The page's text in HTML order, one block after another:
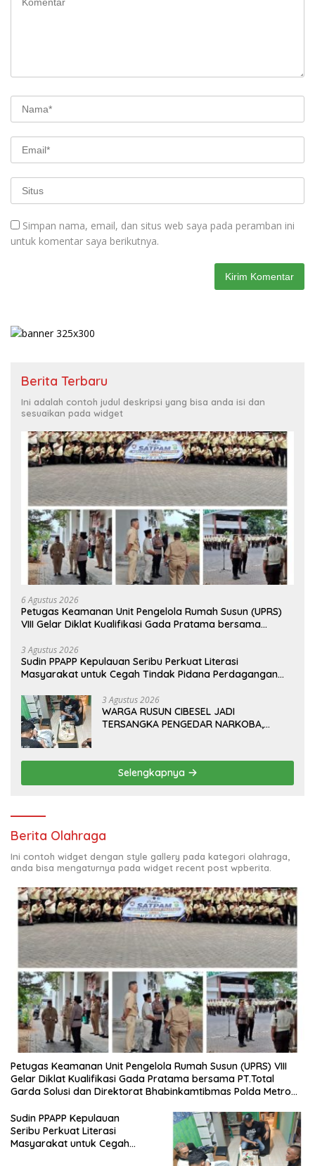
Simpan nama, email, dan situs web saya pada peramban ini
untuk komentar saya berikutnya.
Berita Terbaru
Ini adalah contoh judul deskripsi yang bisa anda isi dan
sesuaikan pada widget
6 Agustus 2026
Petugas Keamanan Unit Pengelola Rumah Susun (UPRS)
VIII Gelar Diklat Kualifikasi Gada Pratama bersama
Polda Metro Jaya*
3 Agustus 2026
Sudin PPAPP Kepulauan Seribu Perkuat Literasi
Masyarakat untuk Cegah Tindak Pidana Perdagangan
3 Agustus 2026
WARGA RUSUN CIBESEL JADI
TERSANGKA PENGEDAR NARKOBA,
Selengkapnya
Berita Olahraga
Ini contoh widget dengan style gallery pada kategori olahraga,
anda bisa mengaturnya pada widget recent post wpberita.
Petugas Keamanan Unit Pengelola Rumah Susun (UPRS) VIII
Gelar Diklat Kualifikasi Gada Pratama bersama PT.Total
Garda Solusi dan Direktorat Bhabinkamtibmas Polda Metro
Sudin PPAPP Kepulauan
Seribu Perkuat Literasi
Masyarakat untuk Cegah